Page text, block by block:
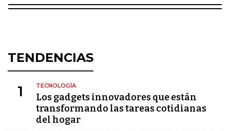
TENDENCIAS
1 TECNOLOGÍA
Los gadgets innovadores que están
transformando las tareas cotidianas
del hogar